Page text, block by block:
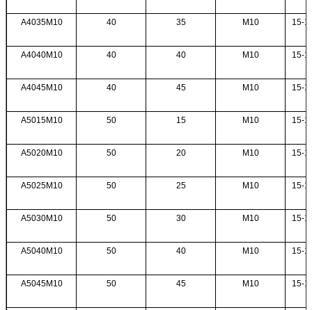
A4035M10 40 35 M10
15-
A4040M10 40 40 M10
15-
A4045M10 40 45 M10
15-
A5015M10 50 15 M10
15-
A5020M10 50 20 M10
15-
A5025M10 50 25 M10
15-
A5030M10 50 30 M10
15-
A5040M10 50 40 M10
15-
A5045M10 50 45 M10
15-